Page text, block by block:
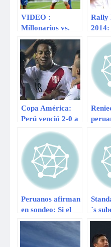
VIDEO :
Millonarios vs.
César Vallejo:
‘Poetas’
sorprendieron en
Bogotá y están
cerca de próxima
fase de Copa
Sudamericana
Rally
2014:
5
Copa América:
Perú venció 2-0 a
el tercer lugar
de
Peruanos afirman
en sondeo: Si el
Perú fuera una
radio, sería RPP
´s